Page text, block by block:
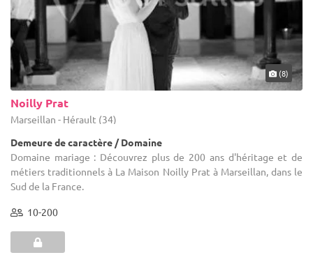
(8)
Noilly Prat
Marseillan - Hérault (34)
Demeure de caractère / Domaine
Domaine mariage : Découvrez plus de 200 ans d'héritage et de
métiers traditionnels à La Maison Noilly Prat à Marseillan, dans le
Sud de la France.
10-200